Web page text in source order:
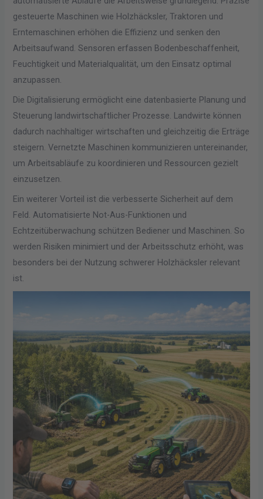
gesteuerte Maschinen wie Holzhäcksler, Traktoren und
Erntemaschinen erhöhen die Effizienz und senken den
Arbeitsaufwand. Sensoren erfassen Bodenbeschaffenheit,
Feuchtigkeit und Materialqualität, um den Einsatz optimal
anzupassen.
Die Digitalisierung ermöglicht eine datenbasierte Planung und
Steuerung landwirtschaftlicher Prozesse. Landwirte können
dadurch nachhaltiger wirtschaften und gleichzeitig die Erträge
steigern. Vernetzte Maschinen kommunizieren untereinander,
um Arbeitsabläufe zu koordinieren und Ressourcen gezielt
einzusetzen.
Ein weiterer Vorteil ist die verbesserte Sicherheit auf dem
Feld. Automatisierte Not-Aus-Funktionen und
Echtzeitüberwachung schützen Bediener und Maschinen. So
werden Risiken minimiert und der Arbeitsschutz erhöht, was
besonders bei der Nutzung schwerer Holzhäcksler relevant
ist.